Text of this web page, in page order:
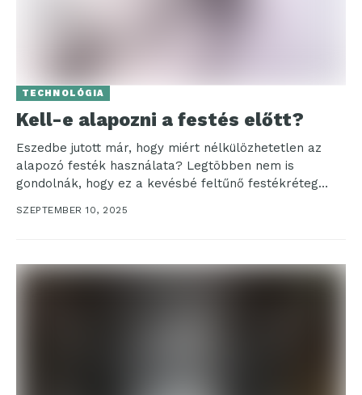
TECHNOLÓGIA
Kell-e alapozni a festés előtt?
Eszedbe jutott már, hogy miért nélkülözhetetlen az
alapozó festék használata? Legtöbben nem is
gondolnák, hogy ez a kevésbé feltűnő festékréteg
SZEPTEMBER 10, 2025